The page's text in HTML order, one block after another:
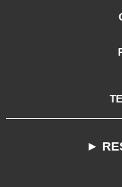
►